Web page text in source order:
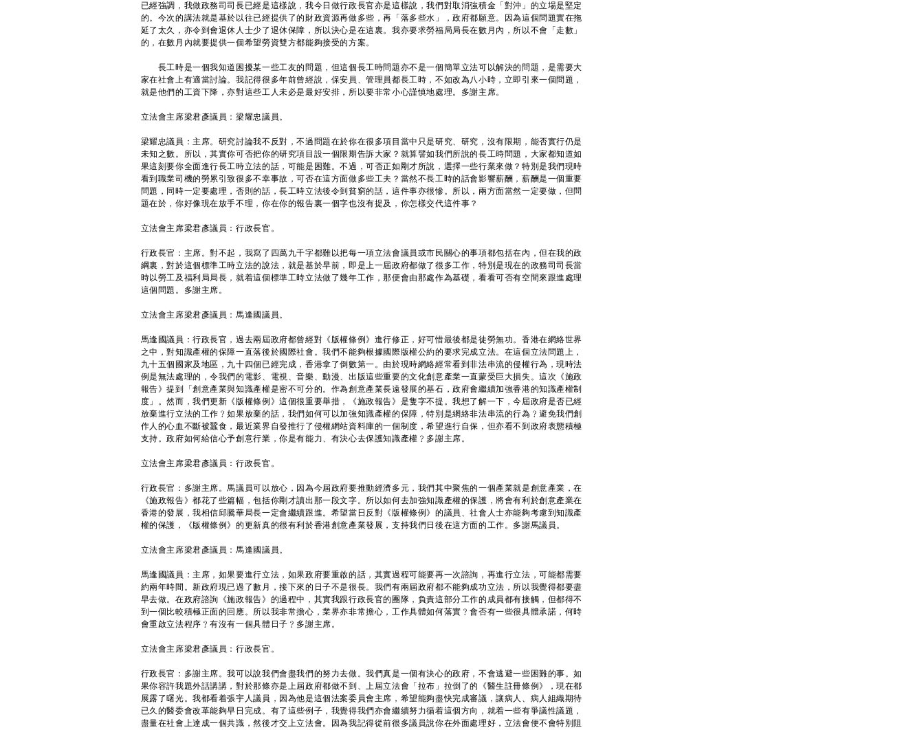
已經強調，我做政務司司長已經是這樣說，我今日做行政長官亦是這樣說，我們對取消強積金「對沖」的立場是堅定
的。今次的講法就是基於以往已經提供了的財政資源再做多些，再「落多些水」，政府都願意。因為這個問題實在拖
延了太久，亦令到會退休人士少了退休保障，所以決心是在這裏。我亦要求勞福局局長在數月內，所以不會「走數」
的，在數月內就要提供一個希望勞資雙方都能夠接受的方案。
長工時是一個我知道困擾某一些工友的問題，但這個長工時問題亦不是一個簡單立法可以解決的問題，是需要大
家在社會上有適當討論。我記得很多年前曾經說，保安員、管理員都長工時，不如改為八小時，立即引來一個問題，
就是他們的工資下降，亦對這些工人未必是最好安排，所以要非常小心謹慎地處理。多謝主席。
立法會主席梁君彥議員：梁耀忠議員。
梁耀忠議員：主席。研究討論我不反對，不過問題在於你在很多項目當中只是研究、研究，沒有限期，能否實行仍是
未知之數。所以，其實你可否把你的研究項目設一個限期告訴大家？就算譬如我們所說的長工時問題，大家都知道如
果這刻要你全面進行長工時立法的話，可能是困難。不過，可否正如剛才所說，選擇一些行業來做？特別是我們現時
看到職業司機的勞累引致很多不幸事故，可否在這方面做多些工夫？當然不長工時的話會影響薪酬，薪酬是一個重要
問題，同時一定要處理，否則的話，長工時立法後令到貧窮的話，這件事亦很慘。所以，兩方面當然一定要做，但問
題在於，你好像現在放手不理，你在你的報告裏一個字也沒有提及，你怎樣交代這件事？
立法會主席梁君彥議員：行政長官。
行政長官：主席。對不起，我寫了四萬九千字都難以把每一項立法會議員或市民關心的事項都包括在內，但在我的政
綱裏，對於這個標準工時立法的說法，就是基於早前，即是上一屆政府都做了很多工作，特別是現在的政務司司長當
時以勞工及福利局局長，就着這個標準工時立法做了幾年工作，那便會由那處作為基礎，看看可否有空間來跟進處理
這個問題。多謝主席。
立法會主席梁君彥議員：馬逢國議員。
馬逢國議員：行政長官，過去兩屆政府都曾經對《版權條例》進行修正，好可惜最後都是徒勞無功。香港在網絡世界
之中，對知識產權的保障一直落後於國際社會。我們不能夠根據國際版權公約的要求完成立法。在這個立法問題上，
九十五個國家及地區，九十四個已經完成，香港拿了倒數第一。由於現時網絡經常看到非法串流的侵權行為，現時法
例是無法處理的，令我們的電影、電視、音樂、動漫、出版這些重要的文化創意產業一直蒙受巨大損失。這次《施政
報告》提到「創意產業與知識產權是密不可分的。作為創意產業長遠發展的基石，政府會繼續加強香港的知識產權制
度」。然而，我們更新《版權條例》這個很重要舉措，《施政報告》是隻字不提。我想了解一下，今屆政府是否已經
放棄進行立法的工作﹖如果放棄的話，我們如何可以加強知識產權的保障，特別是網絡非法串流的行為﹖避免我們創
作人的心血不斷被蠶食，最近業界自發推行了侵權網站資料庫的一個制度，希望進行自保，但亦看不到政府表態積極
支持。政府如何給信心予創意行業，你是有能力、有決心去保護知識產權﹖多謝主席。
立法會主席梁君彥議員：行政長官。
行政長官：多謝主席。馬議員可以放心，因為今屆政府要推動經濟多元，我們其中聚焦的一個產業就是創意產業，在
《施政報告》都花了些篇幅，包括你剛才讀出那一段文字。所以如何去加強知識產權的保護，將會有利於創意產業在
香港的發展，我相信邱騰華局長一定會繼續跟進。希望當日反對《版權條例》的議員、社會人士亦能夠考慮到知識產
權的保護，《版權條例》的更新真的很有利於香港創意產業發展，支持我們日後在這方面的工作。多謝馬議員。
立法會主席梁君彥議員：馬逢國議員。
馬逢國議員：主席，如果要進行立法，如果政府要重啟的話，其實過程可能要再一次諮詢，再進行立法，可能都需要
約兩年時間。新政府現已過了數月，接下來的日子不是很長。我們有兩屆政府都不能夠成功立法，所以我覺得都要盡
早去做。在政府諮詢《施政報告》的過程中，其實我跟行政長官的團隊，負責這部分工作的成員都有接觸，但都得不
到一個比較積極正面的回應。所以我非常擔心，業界亦非常擔心，工作具體如何落實﹖會否有一些很具體承諾，何時
會重啟立法程序﹖有沒有一個具體日子﹖多謝主席。
立法會主席梁君彥議員：行政長官。
行政長官：多謝主席。我可以說我們會盡我們的努力去做。我們真是一個有決心的政府，不會逃避一些困難的事。如
果你容許我題外話講講，對於那條亦是上屆政府都做不到、上屆立法會「拉布」拉倒了的《醫生註冊條例》，現在都
展露了曙光。我都看着張宇人議員，因為他是這個法案委員會主席，希望能夠盡快完成審議，讓病人、病人組織期待
已久的醫委會改革能夠早日完成。有了這些例子，我覺得我們亦會繼續努力循着這個方向，就着一些有爭議性議題，
盡量在社會上達成一個共識，然後才交上立法會。因為我記得從前很多議員說你在外面處理好，立法會便不會特別阻